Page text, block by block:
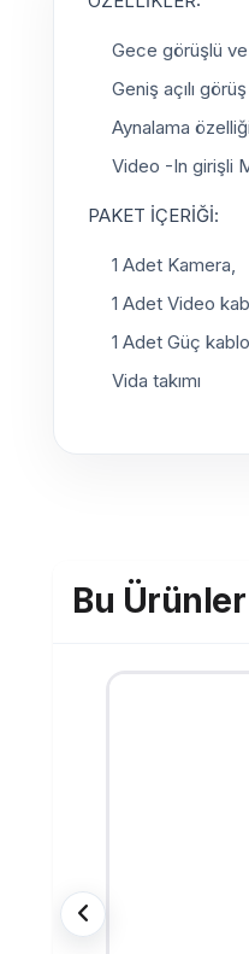
Gece görüşlü
Geniş açılı
Aynalama
Video -In girişli
PAKET İÇERİĞİ:
1 Adet Kamera,
1 Adet Video
1 Adet Güç
Vida takımı
Bu